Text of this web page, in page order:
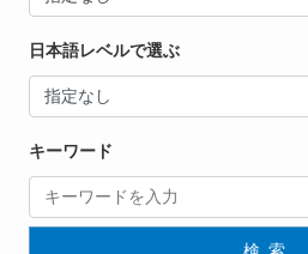
日本語レベルで選ぶ
キーワード